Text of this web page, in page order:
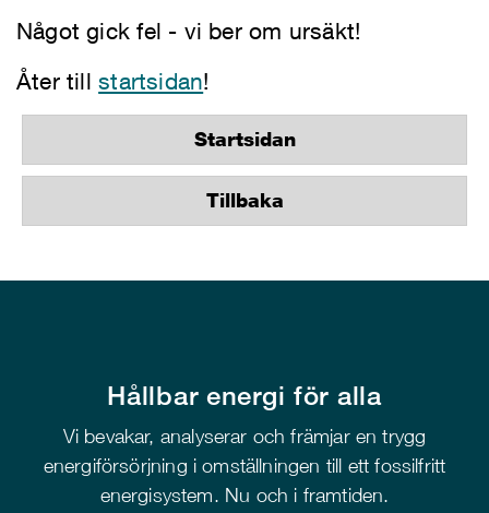
Något gick fel - vi ber om ursäkt!
Åter tillstartsidan!
Startsidan
Tillbaka
Hållbar energi för alla
Vi bevakar, analyserar och främjar en trygg
energiförsörjning i omställningen till ett fossilfritt
energisystem. Nu och i framtiden.